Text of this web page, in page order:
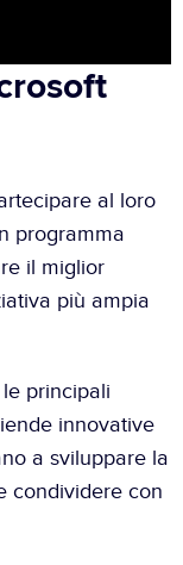
programma
il miglior
più ampia
principali
innovative
a sviluppare la
condividere con